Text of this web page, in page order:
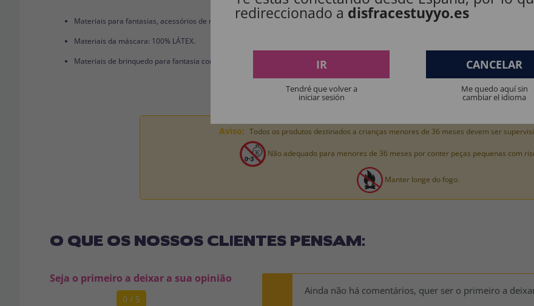
Materiais para fantasias, acessórios de roupas e perucas: 100% POLIÉSTER.
Materiais da máscara: 100% LÁTEX.
Materiais de brinquedo para fantasia completa: 100% PVC.
Aviso: Todos os produtos destinados a crianças menores de 36 meses devem ser
Não adequado para menores de 36 meses por conter peças pequenas com
Manter longe do fogo.
O QUE OS NOSSOS CLIENTES PENSAM:
Seja o primeiro a deixar a sua opinião
0 / 5
Ainda não há comentários, quer ser o primeiro a
redireccionado a disfracestuyyo.es
IR
Tendré que volver a
iniciar sesión
CANCELAR
Me quedo aquí sin
cambiar el idioma